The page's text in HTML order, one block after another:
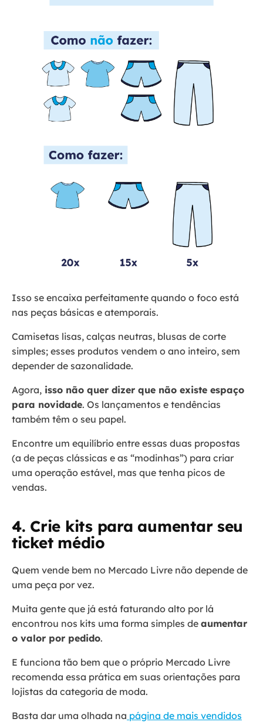
Isso se encaixa perfeitamente quando o foco está
nas peças básicas e atemporais.
Camisetas lisas, calças neutras, blusas de corte
simples; esses produtos vendem o ano inteiro, sem
depender de sazonalidade.
Agora, isso não quer dizer que não existe espaço
para novidade. Os lançamentos e tendências
também têm o seu papel.
Encontre um equilíbrio entre essas duas propostas
(a de peças clássicas e as “modinhas”) para criar
uma operação estável, mas que tenha picos de
vendas.
4. Crie kits para aumentar seu
ticket médio
Quem vende bem no Mercado Livre não depende de
uma peça por vez.
Muita gente que já está faturando alto por lá
encontrou nos kits uma forma simples de aumentar
o valor por pedido.
E funciona tão bem que o próprio Mercado Livre
recomenda essa prática em suas orientações para
lojistas da categoria de moda.
Basta dar uma olhada na página de mais vendidos